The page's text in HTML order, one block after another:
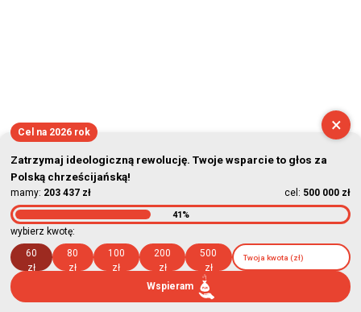
×
Cel na 2026 rok
Zatrzymaj ideologiczną rewolucję. Twoje wsparcie to głos za
Polską chrześcijańską!
mamy: 203 437 zł cel: 500 000 zł
41%
wybierz kwotę:
60
zł
80
zł
100
zł
200
zł
500
zł
Wspieram